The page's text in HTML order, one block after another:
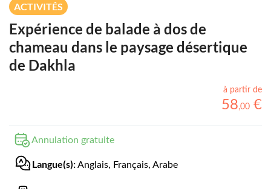
ACTIVITÉS
Expérience de balade à dos de
chameau dans le paysage désertique
de Dakhla
à partir de
58,00 €
Annulation gratuite
Langue(s):Anglais, Français, Arabe